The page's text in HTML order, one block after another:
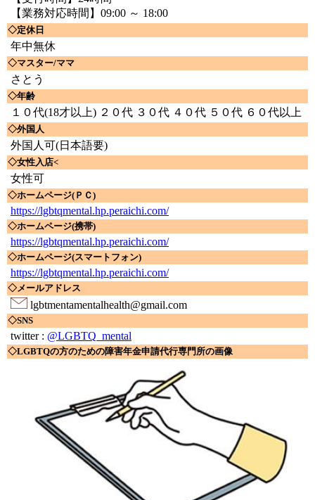
【業務対応時間】09:00 ～ 18:00
◇定休日
年中無休
◇マスター/ママ
さとう
◇年齢
１０代(18才以上) ２０代 ３０代 ４０代 ５０代 ６０代以上
◇外国人
外国人可(日本語要)
◇女性入店<
女性可
◇ホームページ(ＰＣ)
https://lgbtqmental.hp.peraichi.com/
◇ホームページ(携帯)
https://lgbtqmental.hp.peraichi.com/
◇ホームページ(スマートフォン)
https://lgbtqmental.hp.peraichi.com/
◇メールアドレス
lgbtmentamentalhealth@gmail.com
◇SNS
twitter : @LGBTQ_mental
◇LGBTQの方のための障害年金申請代行専門所の画像